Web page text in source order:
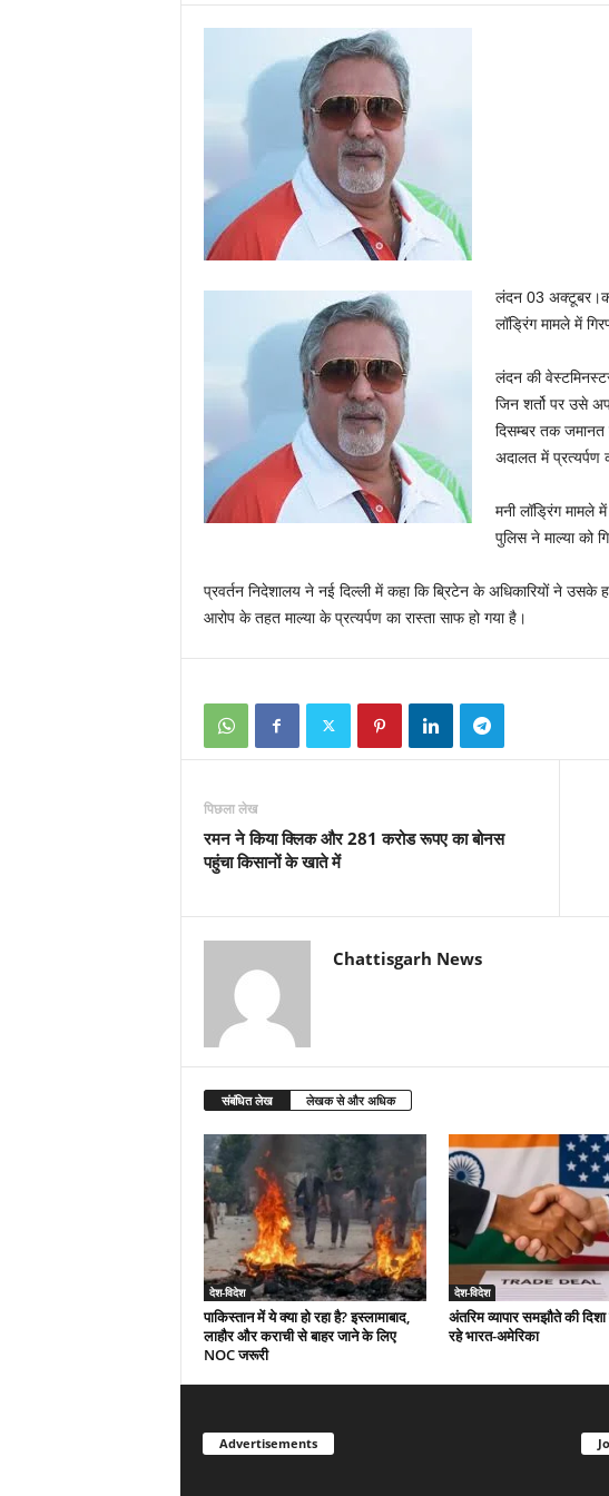
लंदन 03
लॉड्रिंग मामले में
लंदन की
जिन शर्तो पर उसे
दिसम्‍बर तक जमानत
अदालत में प्रत्‍यर्पण
मनी लॉड्रिंग मामले
पुलिस ने माल्‍या को
प्रवर्तन निदेशालय ने नई दिल्ली में कहा कि ब्रिटेन के अधिकारियों ने उसके
आरोप के तहत माल्‍या के प्रत्‍यर्पण का रास्‍ता साफ हो गया है।
पिछला लेख
रमन ने किया क्लिक और 281 करोड रूपए का बोनस
पहुंचा किसानों के खाते में
Chattisgarh News
संबंधित लेख लेखक से और अधिक
देश-विदेश
पाकिस्तान में ये क्या हो रहा है? इस्लामाबाद,
लाहौर और कराची से बाहर जाने के लिए
NOC जरूरी
देश-विदेश
अंतरिम व्यापार समझौते की
रहे भारत-अमेरिका
Advertisements